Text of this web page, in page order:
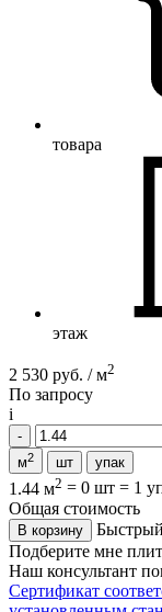
товара
этаж
2 530 руб. / м2
По запросу
i
м2 шт упак
1.44 м2 = 0 шт = 1
Общая стоимость
В корзину
Быстрый
Подберите мне
Наш консультант
Сертификат